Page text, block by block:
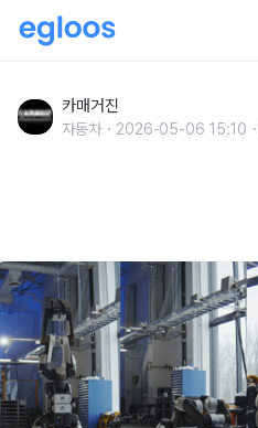
나믹스, 신규 영상 공개
카매거진
자동차 2026-05-06 15:10